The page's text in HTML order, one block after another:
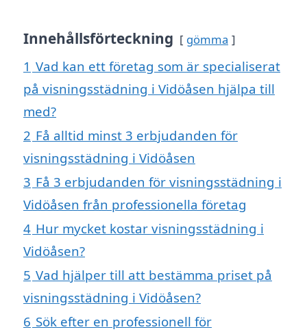
Innehållsförteckning gömma
1 Vad kan ett företag som är specialiserat
på visningsstädning i Vidöåsen hjälpa till
med?
2 Få alltid minst 3 erbjudanden för
visningsstädning i Vidöåsen
3 Få 3 erbjudanden för visningsstädning i
Vidöåsen från professionella företag
4 Hur mycket kostar visningsstädning i
Vidöåsen?
5 Vad hjälper till att bestämma priset på
visningsstädning i Vidöåsen?
6 Sök efter en professionell för